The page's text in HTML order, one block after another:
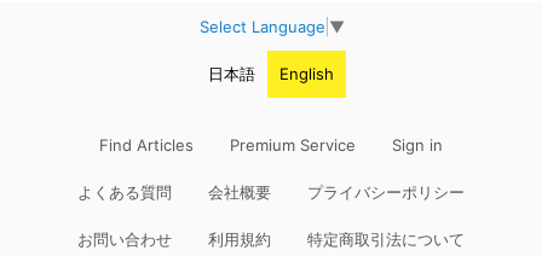
Select Language ▼
日本語 English
Find Articles Premium Service Sign in
よくある質問 会社概要 プライバシーポリシー
お問い合わせ 利用規約 特定商取引法について